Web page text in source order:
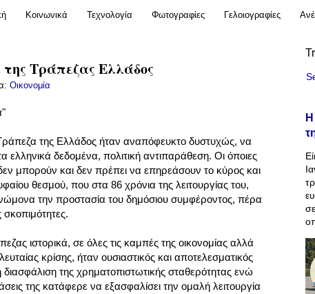
Κοινωνικά Τεχνολογία Φωτογραφίες Γελοιογραφίες
Τράπεζας Ελλάδος
Οικονομία
της Ελλάδος ήταν αναπόφευκτο δυστυχώς, να
ελληνικά δεδομένα, πολιτική αντιπαράθεση. Οι όποιες
μπορούν και δεν πρέπει να επηρεάσουν το κύρος και
θεσμού, που στα 86 χρόνια της λειτουργίας του,
την προστασία του δημόσιου συμφέροντος, πέρα
σκοπιμότητες.
ιστορικά, σε όλες τις καμπές της οικονομίας αλλά
κρίσης, ήταν ουσιαστικός και αποτελεσματικός
διασφάλιση της χρηματοπιστωτικής σταθερότητας ενώ
της κατάφερε να εξασφαλίσει την ομαλή λειτουργία